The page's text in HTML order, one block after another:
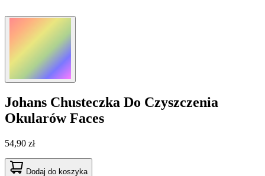
Johans Chusteczka Do Czyszczenia
Okularów Faces
54,90 zł
Dodaj do koszyka